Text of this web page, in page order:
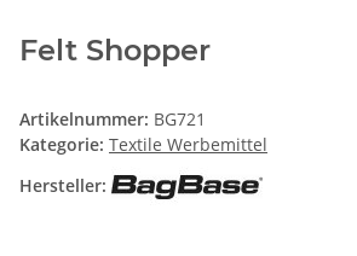
Felt Shopper
Artikelnummer: BG721
Kategorie: Textile Werbemittel
Hersteller: